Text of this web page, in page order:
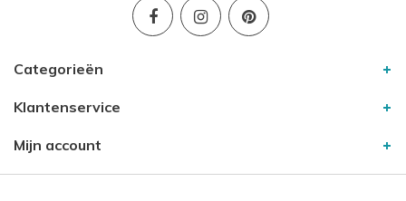
Categorieën
Klantenservice
Mijn account